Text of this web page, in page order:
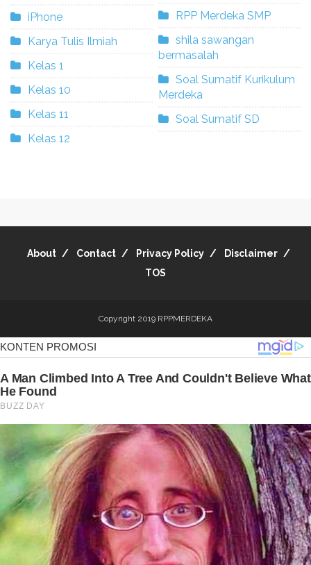
iPhone
Karya Tulis Ilmiah
Kelas 1
Kelas 10
Kelas 11
Kelas 12
RPP Merdeka SMP
shila sawangan
bermasalah
Soal Sumatif Kurikulum
Merdeka
Soal Sumatif SD
About Contact Privacy Policy
Disclaimer
TOS
Copyright 2019 RPPMERDEKA